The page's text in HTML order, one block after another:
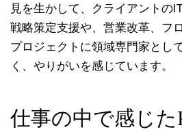
見を生かして、クライアントの
戦略策定支援や、営業改革、フ
プロジェクトに領域専門家とし
く、やりがいを感じています。
仕事の中で感じた